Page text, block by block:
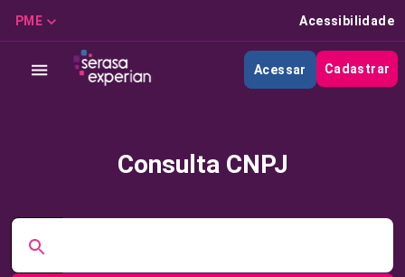
PME Acessibilidade
Acessar Cadastrar
Consulta CNPJ